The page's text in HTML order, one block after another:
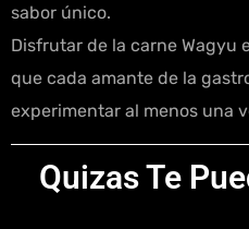
sabor único.
Disfrutar de la carne Wagyu
que cada amante de la
experimentar al menos una
Quizas Te